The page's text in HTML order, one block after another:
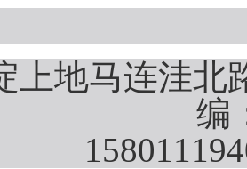
上地马连洼北
编